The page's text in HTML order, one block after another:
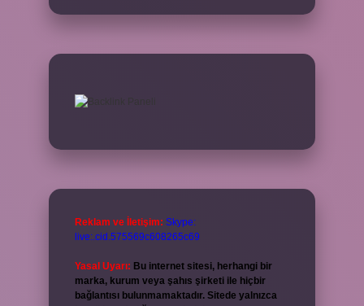
Reklam ve İletişim: Skype:
live:.cid.575569c608265c69
Yasal Uyarı: Bu internet sitesi, herhangi bir
marka, kurum veya şahıs şirketi ile hiçbir
bağlantısı bulunmamaktadır. Sitede yalnızca